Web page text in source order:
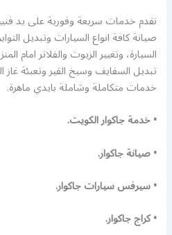
نقدم خدمات سريعة وفورية على يد
صيانة كافة انواع السيارات وتبديل
السيارة، وتغيير الزيوت والفلاتر امام
تبديل السفايف وسيخ القير وتعبئة غاز
خدمات متكاملة وشاملة بايدي ماهرة.
• خدمة جاكوار الكويت.
• صيانة جاكوار.
• سيرفس سيارات جاكوار.
• كراج جاكوار.